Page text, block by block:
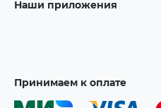
Наши приложения
Принимаем к оплате